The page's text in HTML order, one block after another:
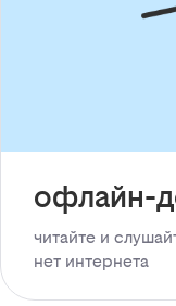
офлайн-
читайте и
нет интернета